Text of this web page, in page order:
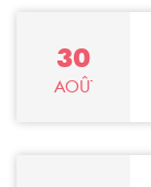
30
AOÛT